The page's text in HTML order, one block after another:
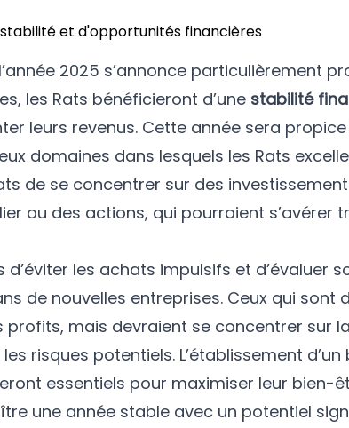
2025 s’annonce particulièrement
les Rats bénéficieront d’une stabilité
leurs revenus. Cette année sera
domaines dans lesquels les Rats
de se concentrer sur des
ou des actions, qui pourraient s’avérer
d’éviter les achats impulsifs et d’évaluer
de nouvelles entreprises. Ceux qui
mais devraient se concentrer sur
risques potentiels. L’établissement
essentiels pour maximiser leur bien-
une année stable avec un potentiel